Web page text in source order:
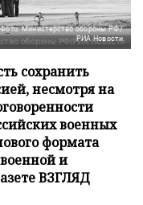
Фото: Министерство обороны РФ/
РИА Новости
сохранить
несмотря на
военных
формата
и
ВЗГЛЯД